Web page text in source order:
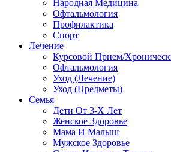
Народная Медицина
Офтальмология
Профилактика
Спорт
Лечение
Курсовой Прием/
Офтальмология
Уход (Лечение)
Уход (Предметы)
Семья
Дети От 3-Х Лет
Женское Здоровье
Мама И Малыш
Мужское Здоровье